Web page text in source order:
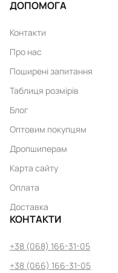
ДОПОМОГА
Контакти
Про нас
Поширені запитання
Таблиця розмірів
Блог
Оптовим покупцям
Дропшиперам
Карта сайту
Оплата
Доставка
КОНТАКТИ
+38 (068) 166-31-05
+38 (066) 166-31-05